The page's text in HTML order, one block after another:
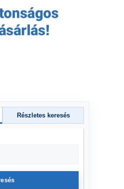
Részletes keresés